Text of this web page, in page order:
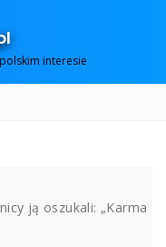
interesie
ją oszukali: „Karma